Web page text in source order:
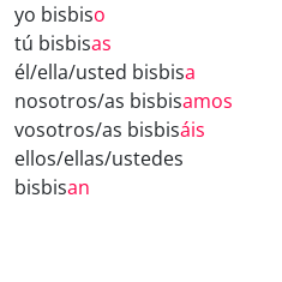
yo bisbiso
tú bisbisas
él/ella/usted bisbisa
nosotros/as bisbisamos
vosotros/as bisbisáis
ellos/ellas/ustedes
bisbisan